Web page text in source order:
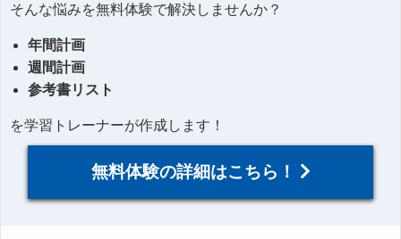
そんな悩みを無料体験で解決しませんか？
年間計画
週間計画
参考書リスト
を学習トレーナーが作成します！
無料体験の詳細はこちら！